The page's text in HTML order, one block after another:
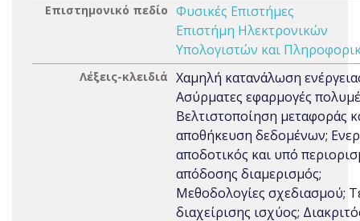
Επιστημονικό πεδίο Φυσικές Επιστήμες
Επιστήμη Ηλεκτρονικών
Υπολογιστών και
Λέξεις-κλειδιά Χαμηλή κατανάλωση
Ασύρματες εφαρμογές
Βελτιστοποίηση μεταφοράς
αποθήκευση δεδομένων;
αποδοτικός και υπό
απόδοσης διαμερισμός;
Μεθοδολογίες σχεδιασμού;
διαχείρισης ισχύος;